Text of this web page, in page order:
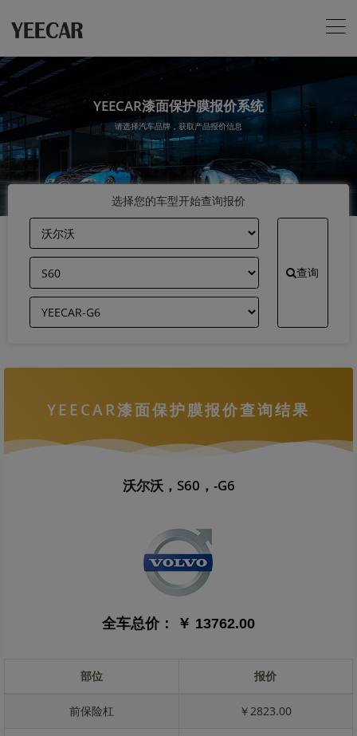
YEECAR漆面保护膜报价系统
请选择汽车品牌，获取产品报价信息
选择您的车型开始查询报价
查询
YEECAR漆面保护膜报价查询结果
沃尔沃，S60，-G6
全车总价： ￥ 13762.00
部位 报价
前保险杠 ￥2823.00